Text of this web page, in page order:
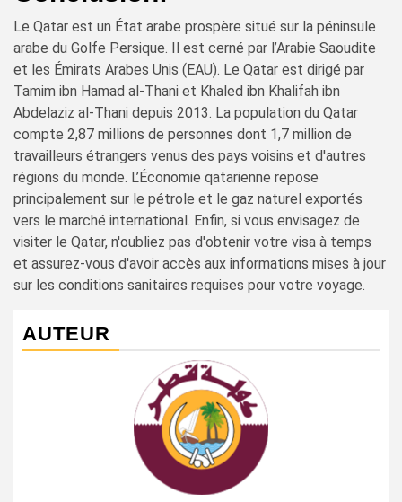
Le Qatar est un État arabe prospère situé sur la péninsule
arabe du Golfe Persique. Il est cerné par l’Arabie Saoudite
et les Émirats Arabes Unis (EAU). Le Qatar est dirigé par
Tamim ibn Hamad al-Thani et Khaled ibn Khalifah ibn
Abdelaziz al-Thani depuis 2013. La population du Qatar
compte 2,87 millions de personnes dont 1,7 million de
travailleurs étrangers venus des pays voisins et d'autres
régions du monde. L’Économie qatarienne repose
principalement sur le pétrole et le gaz naturel exportés
vers le marché international. Enfin, si vous envisagez de
visiter le Qatar, n'oubliez pas d'obtenir votre visa à temps
et assurez-vous d'avoir accès aux informations mises à jour
sur les conditions sanitaires requises pour votre voyage.
AUTEUR